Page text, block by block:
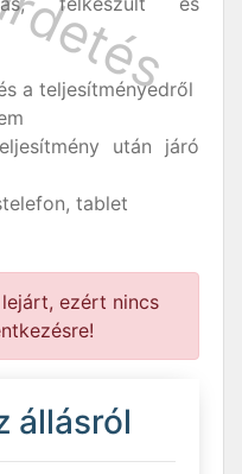
a teljesítményedről
után járó
tablet
ezért nincs
állásról